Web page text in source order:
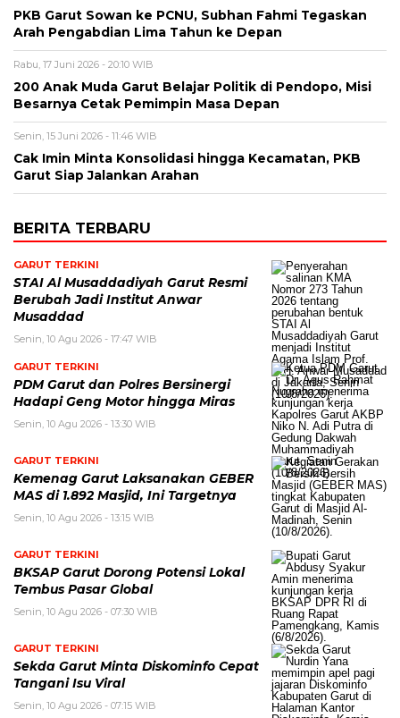
PKB Garut Sowan ke PCNU, Subhan Fahmi Tegaskan
Arah Pengabdian Lima Tahun ke Depan
Rabu, 17 Juni 2026 - 20:10 WIB
200 Anak Muda Garut Belajar Politik di Pendopo, Misi
Besarnya Cetak Pemimpin Masa Depan
Senin, 15 Juni 2026 - 11:46 WIB
Cak Imin Minta Konsolidasi hingga Kecamatan, PKB
Garut Siap Jalankan Arahan
BERITA TERBARU
GARUT TERKINI
STAI Al Musaddadiyah Garut Resmi
Berubah Jadi Institut Anwar
Musaddad
Senin, 10 Agu 2026 - 17:47 WIB
GARUT TERKINI
PDM Garut dan Polres Bersinergi
Hadapi Geng Motor hingga Miras
Senin, 10 Agu 2026 - 13:30 WIB
GARUT TERKINI
Kemenag Garut Laksanakan GEBER
MAS di 1.892 Masjid, Ini Targetnya
Senin, 10 Agu 2026 - 13:15 WIB
GARUT TERKINI
BKSAP Garut Dorong Potensi Lokal
Tembus Pasar Global
Senin, 10 Agu 2026 - 07:30 WIB
GARUT TERKINI
Sekda Garut Minta Diskominfo Cepat
Tangani Isu Viral
Senin, 10 Agu 2026 - 07:15 WIB